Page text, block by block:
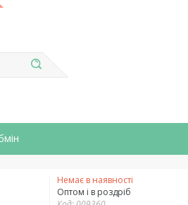
Немає в наявності
Оптом і в роздріб